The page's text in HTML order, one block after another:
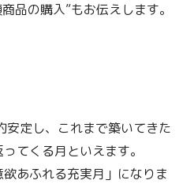
品の購入”もお伝えします。
定し、これまで築いてきた
てくる月といえます。
欲あふれる充実月」になりま